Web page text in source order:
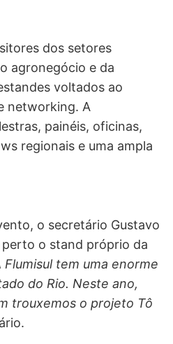
dos setores
agronegócio e da
voltados ao
networking. A
painéis, oficinas,
regionais e uma ampla
o secretário Gustavo
o stand próprio da
Flumisul tem uma enorme
do Rio. Neste ano,
trouxemos o projeto Tô